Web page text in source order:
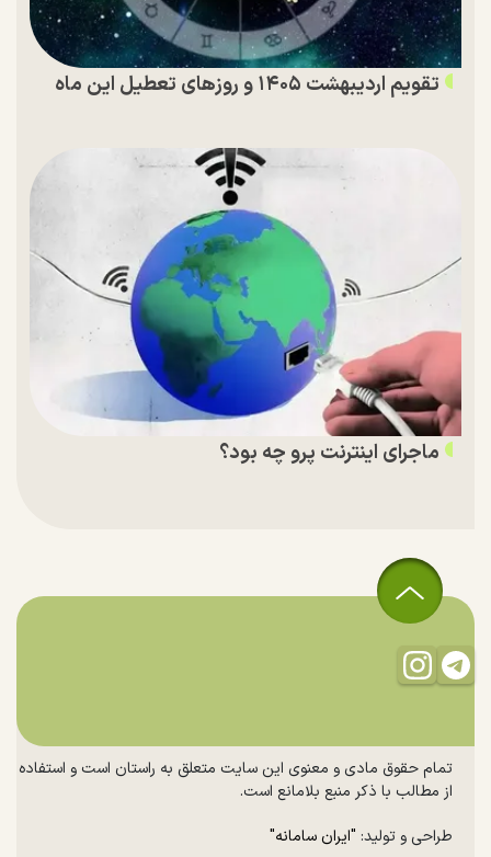
تقویم اردیبهشت ۱۴۰۵ و روز‌های تعطیل این ماه
ماجرای اینترنت پرو چه بود؟
تمام حقوق مادی و معنوی این سایت متعلق به راستان است و استفاده
از مطالب با ذکر منبع بلامانع است.
طراحی و تولید: "ایران سامانه"